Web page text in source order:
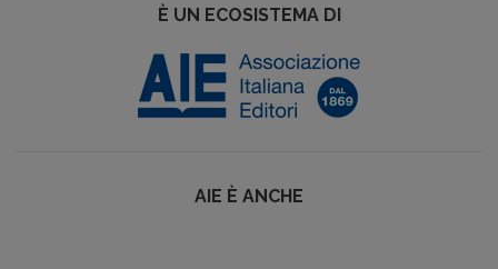
È UN ECOSISTEMA DI
AIE È ANCHE